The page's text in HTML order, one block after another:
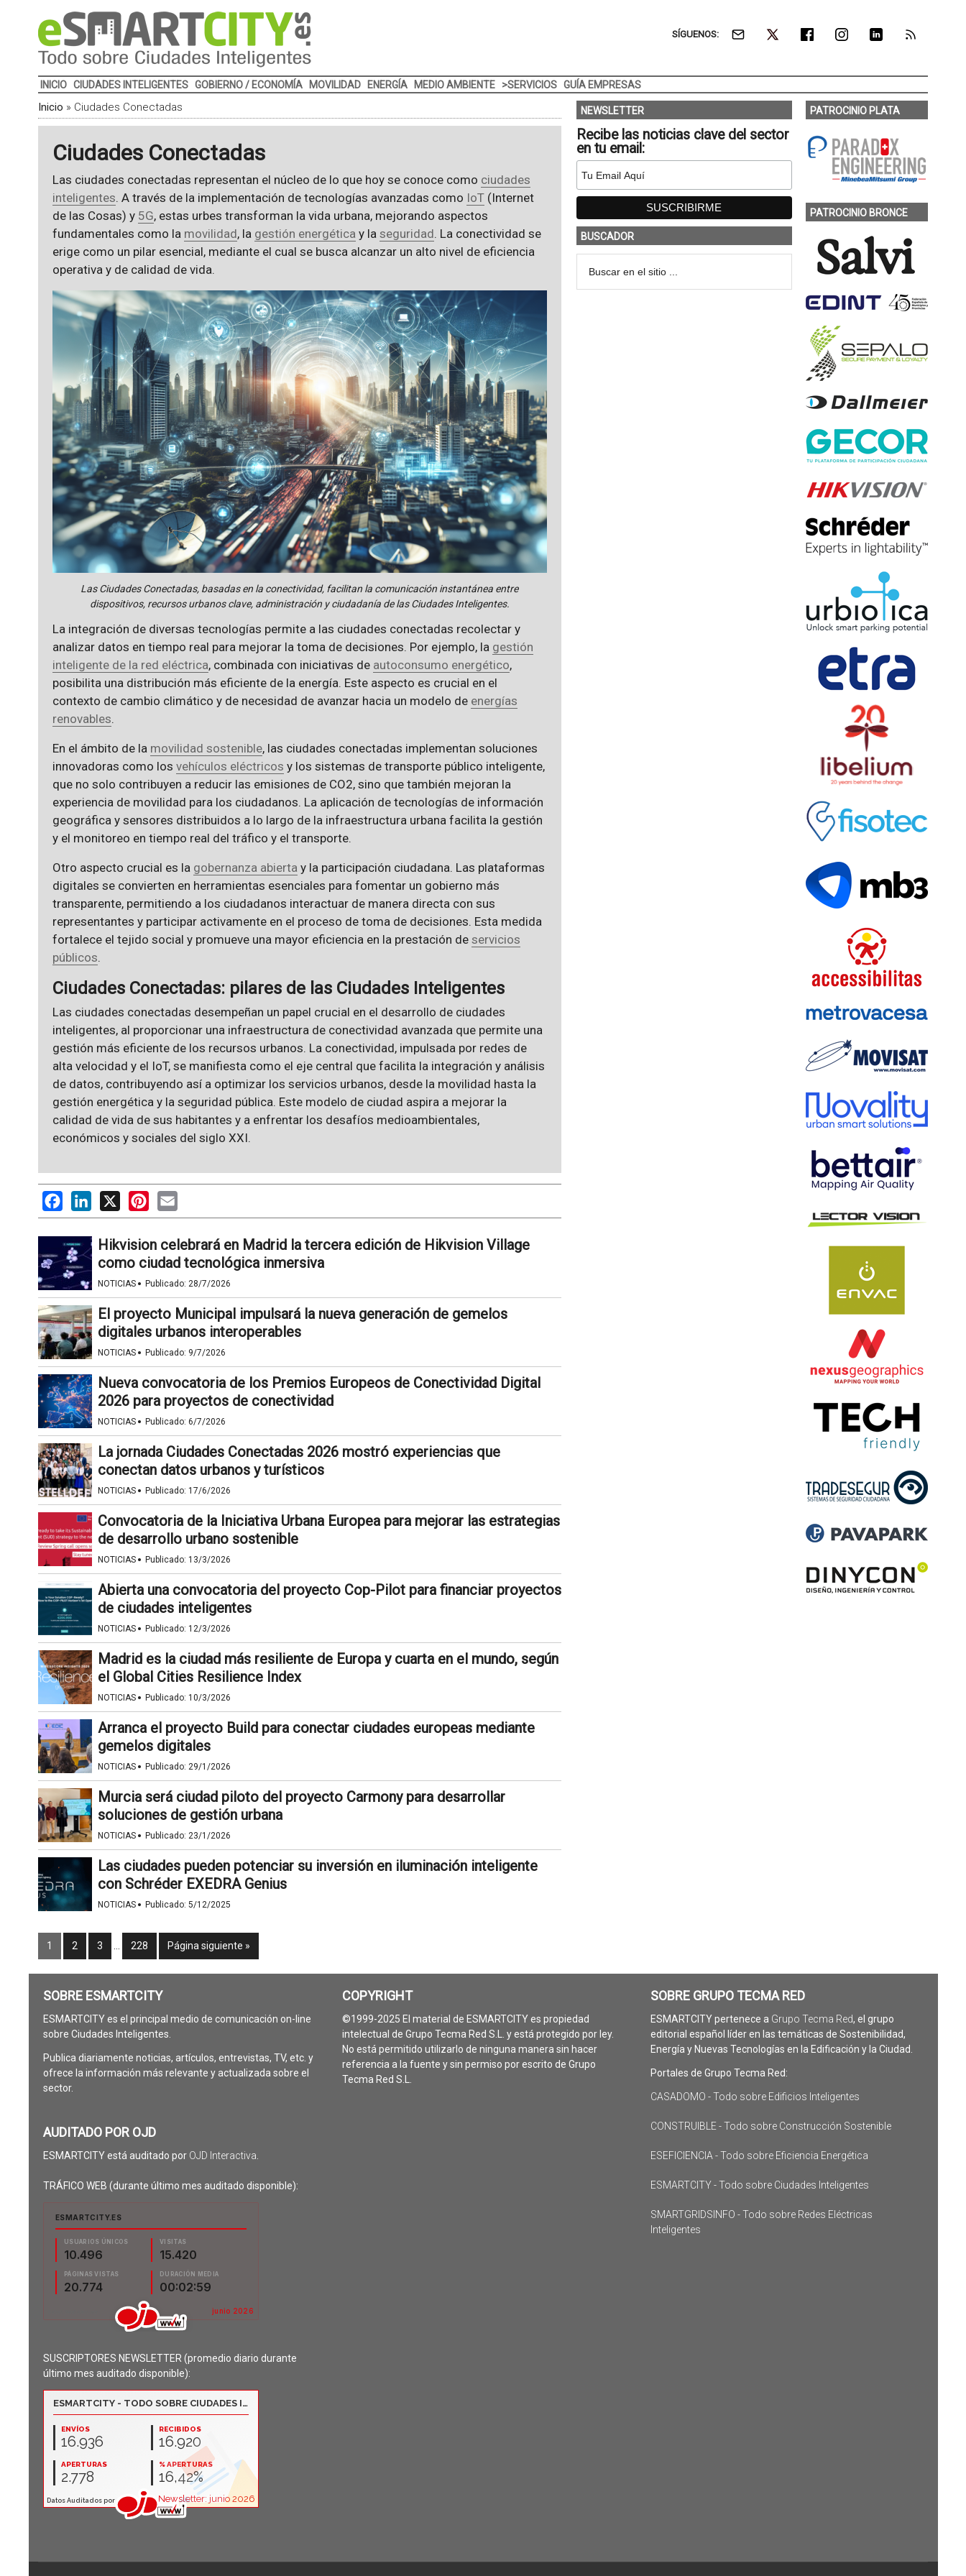
SÍGUENOS:
INICIO CIUDADES INTELIGENTES GOBIERNO / ECONOMÍA MOVILIDAD ENERGÍA MEDIO AMBIENTE >SERVICIOS GUÍA EMPRESAS
Inicio » Ciudades Conectadas
Ciudades Conectadas
Las ciudades conectadas representan el núcleo de lo que hoy se conoce como ciudades
inteligentes. A través de la implementación de tecnologías avanzadas como IoT(Internet
de las Cosas) y 5G, estas urbes transforman la vida urbana, mejorando aspectos
fundamentales como la movilidad, la gestión energética y la seguridad. La conectividad se
erige como un pilar esencial, mediante el cual se busca alcanzar un alto nivel de eficiencia
operativa y de calidad de vida.
Las Ciudades Conectadas, basadas en la conectividad, facilitan la comunicación instantánea entre
dispositivos, recursos urbanos clave, administración y ciudadanía de las Ciudades Inteligentes.
La integración de diversas tecnologías permite a las ciudades conectadas recolectar y
analizar datos en tiempo real para mejorar la toma de decisiones. Por ejemplo, la gestión
inteligente de la red eléctrica, combinada con iniciativas de autoconsumo energético,
posibilita una distribución más eficiente de la energía. Este aspecto es crucial en el
contexto de cambio climático y de necesidad de avanzar hacia un modelo de energías
renovables.
En el ámbito de la movilidad sostenible, las ciudades conectadas implementan soluciones
innovadoras como los vehículos eléctricos y los sistemas de transporte público inteligente,
que no solo contribuyen a reducir las emisiones de CO2, sino que también mejoran la
experiencia de movilidad para los ciudadanos. La aplicación de tecnologías de información
geográfica y sensores distribuidos a lo largo de la infraestructura urbana facilita la gestión
y el monitoreo en tiempo real del tráfico y el transporte.
Otro aspecto crucial es la gobernanza abierta y la participación ciudadana. Las plataformas
digitales se convierten en herramientas esenciales para fomentar un gobierno más
transparente, permitiendo a los ciudadanos interactuar de manera directa con sus
representantes y participar activamente en el proceso de toma de decisiones. Esta medida
fortalece el tejido social y promueve una mayor eficiencia en la prestación de servicios
públicos.
Ciudades Conectadas: pilares de las Ciudades Inteligentes
Las ciudades conectadas desempeñan un papel crucial en el desarrollo de ciudades
inteligentes, al proporcionar una infraestructura de conectividad avanzada que permite una
gestión más eficiente de los recursos urbanos. La conectividad, impulsada por redes de
alta velocidad y el IoT, se manifiesta como el eje central que facilita la integración y análisis
de datos, contribuyendo así a optimizar los servicios urbanos, desde la movilidad hasta la
gestión energética y la seguridad pública. Este modelo de ciudad aspira a mejorar la
calidad de vida de sus habitantes y a enfrentar los desafíos medioambientales,
económicos y sociales del siglo XXI.
FacebookLinkedIn
X PinterestEmail
Hikvision celebrará en Madrid la tercera edición de Hikvision Village
como ciudad tecnológica inmersiva
NOTICIAS · Publicado: 28/7/2026
El proyecto Municipal impulsará la nueva generación de gemelos
digitales urbanos interoperables
NOTICIAS · Publicado: 9/7/2026
Nueva convocatoria de los Premios Europeos de Conectividad Digital
2026 para proyectos de conectividad
NOTICIAS · Publicado: 6/7/2026
La jornada Ciudades Conectadas 2026 mostró experiencias que
conectan datos urbanos y turísticos
NOTICIAS · Publicado: 17/6/2026
Convocatoria de la Iniciativa Urbana Europea para mejorar las estrategias
de desarrollo urbano sostenible
NOTICIAS · Publicado: 13/3/2026
Abierta una convocatoria del proyecto Cop-Pilot para financiar proyectos
de ciudades inteligentes
NOTICIAS · Publicado: 12/3/2026
Madrid es la ciudad más resiliente de Europa y cuarta en el mundo, según
el Global Cities Resilience Index
NOTICIAS · Publicado: 10/3/2026
Arranca el proyecto Build para conectar ciudades europeas mediante
gemelos digitales
NOTICIAS · Publicado: 29/1/2026
Murcia será ciudad piloto del proyecto Carmony para desarrollar
soluciones de gestión urbana
NOTICIAS · Publicado: 23/1/2026
Las ciudades pueden potenciar su inversión en iluminación inteligente
con Schréder EXEDRA Genius
NOTICIAS · Publicado: 5/12/2025
1 2 3 228 Página siguiente »
NEWSLETTER
Recibe las noticias clave del sector
en tu email:
BUSCADOR
PATROCINIO PLATA
PATROCINIO BRONCE
SOBRE ESMARTCITY
ESMARTCITY es el principal medio de comunicación on-line
sobre Ciudades Inteligentes.
Publica diariamente noticias, artículos, entrevistas, TV, etc. y
ofrece la información más relevante y actualizada sobre el
sector.
AUDITADO POR OJD
ESMARTCITY está auditado por OJD Interactiva
TRÁFICO WEB (durante último mes auditado disponible):
SUSCRIPTORES NEWSLETTER (promedio diario durante
último mes auditado disponible):
COPYRIGHT
©1999-2025 El material de ESMARTCITY es propiedad
intelectual de Grupo Tecma Red S.L. y está protegido por ley.
No está permitido utilizarlo de ninguna manera sin hacer
referencia a la fuente y sin permiso por escrito de Grupo
Tecma Red S.L.
SOBRE GRUPO TECMA RED
ESMARTCITY pertenece a Grupo Tecma Red, el grupo
editorial español líder en las temáticas de Sostenibilidad,
Energía y Nuevas Tecnologías en la Edificación y la Ciudad.
Portales de Grupo Tecma Red:
CASADOMO - Todo sobre Edificios Inteligentes
CONSTRUIBLE - Todo sobre Construcción Sostenible
ESEFICIENCIA - Todo sobre Eficiencia Energética
ESMARTCITY - Todo sobre Ciudades Inteligentes
SMARTGRIDSINFO - Todo sobre Redes Eléctricas
Inteligentes